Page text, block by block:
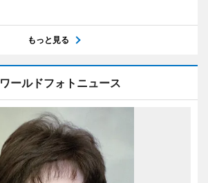
もっと見る
ワールドフォトニュース